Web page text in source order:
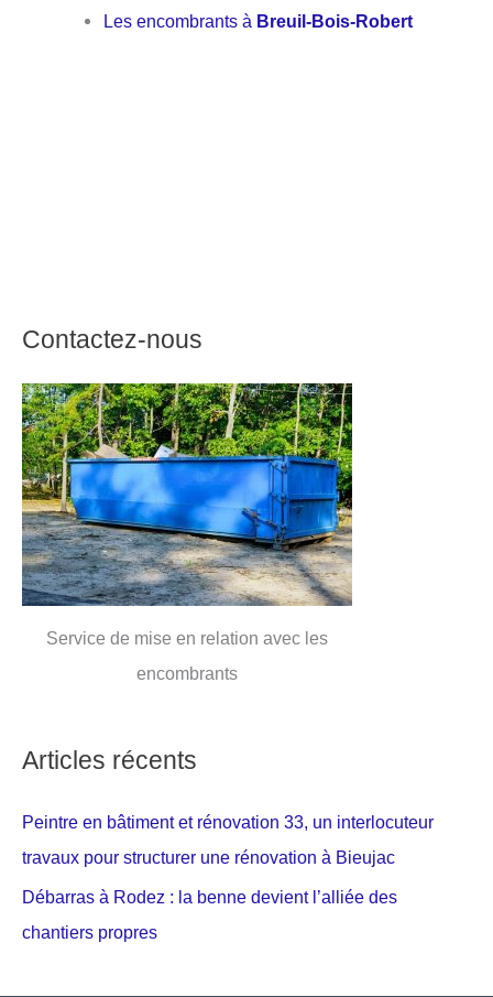
Les encombrants à Breuil-Bois-Robert
Contactez-nous
Service de mise en relation avec les
encombrants
Articles récents
Peintre en bâtiment et rénovation 33, un interlocuteur
travaux pour structurer une rénovation à Bieujac
Débarras à Rodez : la benne devient l’alliée des
chantiers propres